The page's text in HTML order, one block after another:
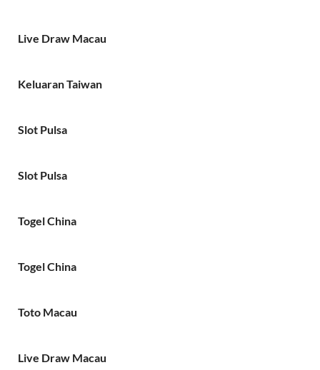
Live Draw Macau
Keluaran Taiwan
Slot Pulsa
Slot Pulsa
Togel China
Togel China
Toto Macau
Live Draw Macau